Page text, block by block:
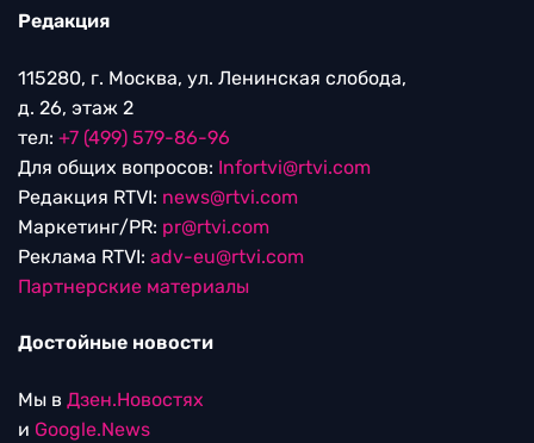
Редакция
115280, г. Москва, ул. Ленинская слобода,
д. 26, этаж 2
тел: +7 (499) 579-86-96
Для общих вопросов: Infortvi@rtvi.com
Редакция RTVI: news@rtvi.com
Маркетинг/PR: pr@rtvi.com
Реклама RTVI: adv-eu@rtvi.com
Партнерские материалы
Достойные новости
Мы в Дзен.Новостях
и Google.News